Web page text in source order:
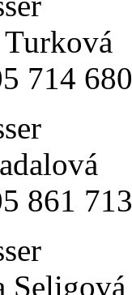
Turková
714 680
861 713
Seligová